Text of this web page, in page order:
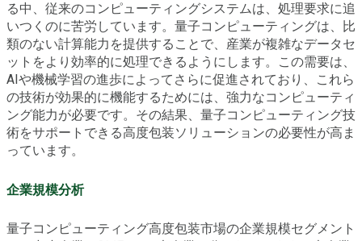
る中、従来のコンピューティングシステムは、処理要求に追
いつくのに苦労しています。量子コンピューティングは、比
類のない計算能力を提供することで、産業が複雑なデータセ
ットをより効率的に処理できるようにします。この需要は、
AIや機械学習の進歩によってさらに促進されており、これら
の技術が効果的に機能するためには、強力なコンピューティ
ング能力が必要です。その結果、量子コンピューティング技
術をサポートできる高度包装ソリューションの必要性が高ま
っています。
企業規模分析
量子コンピューティング高度包装市場の企業規模セグメント